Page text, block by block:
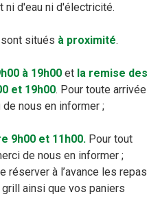
ni d'eau ni d'électricité.
situés à proximité.
à 19h00 et la remise des
et 19h00. Pour toute arrivée
nous en informer ;
9h00 et 11h00. Pour tout
de nous en informer ;
réserver à l’avance les repas
ainsi que vos paniers